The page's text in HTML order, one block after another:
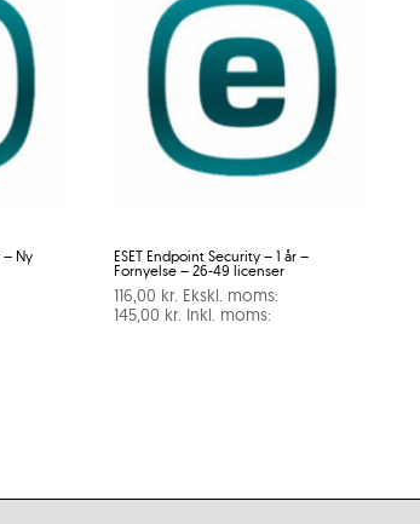
– Ny
ESET Endpoint Security – 1 år –
Fornyelse – 26-49 licenser
116,00 kr. Ekskl. moms:
145,00 kr. Inkl. moms: